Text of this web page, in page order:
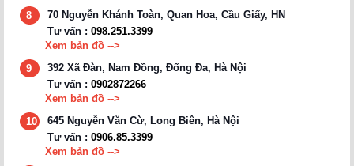
8
70 Nguyễn Khánh Toàn, Quan Hoa, Cầu Giấy, HN
Tư vấn : 098.251.3399
Xem bản đồ -->
9
392 Xã Đàn, Nam Đồng, Đống Đa, Hà Nội
Tư vấn : 0902872266
Xem bản đồ -->
10
645 Nguyễn Văn Cừ, Long Biên, Hà Nội
Tư vấn : 0906.85.3399
Xem bản đồ -->